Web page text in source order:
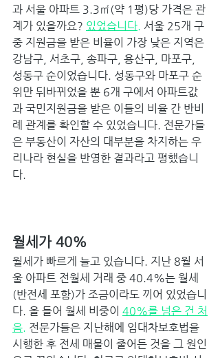
과 서울 아파트 3.3㎡(약 1평)당 가격은 관
계가 있을까요? 있었습니다. 서울 25개 구
중 지원금을 받은 비율이 가장 낮은 지역은
강남구, 서초구, 송파구, 용산구, 마포구,
성동구 순이었습니다. 성동구와 마포구 순
위만 뒤바뀌었을 뿐 6개 구에서 아파트값
과 국민지원금을 받은 이들의 비율 간 반비
례 관계를 확인할 수 있었습니다. 전문가들
은 부동산이 자산의 대부분을 차지하는 우
리나라 현실을 반영한 결과라고 평했습니
다.
월세가 40%
월세가 빠르게 늘고 있습니다. 지난 8월 서
울 아파트 전월세 거래 중 40.4%는 월세
(반전세 포함)가 조금이라도 끼어 있었습니
다. 올 들어 월세 비중이 40%를 넘은 건 처
음. 전문가들은 지난해에 임대차보호법을
시행한 후 전세 매물이 줄어든 것을 그 원인